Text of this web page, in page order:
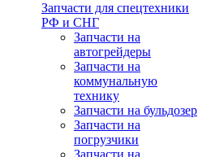
Запчасти для спецтехники
РФ и СНГ
Запчасти на
автогрейдеры
Запчасти на
коммунальную
технику
Запчасти на бульдозер
Запчасти на
погрузчики
Запчасти на